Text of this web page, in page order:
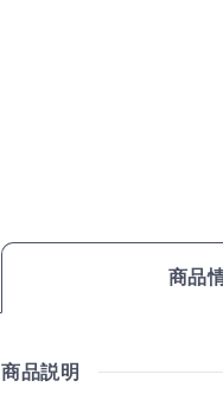
商品
商品説明